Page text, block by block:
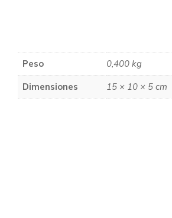
Peso
0,400 kg
Dimensiones
15 × 10 × 5 cm